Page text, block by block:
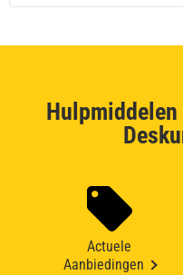
Hulpmiddelen
Actuele
Aanbiedingen